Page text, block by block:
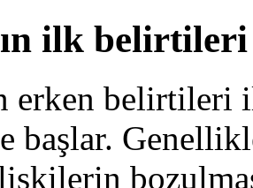
ilk
erken belirtileri
başlar.